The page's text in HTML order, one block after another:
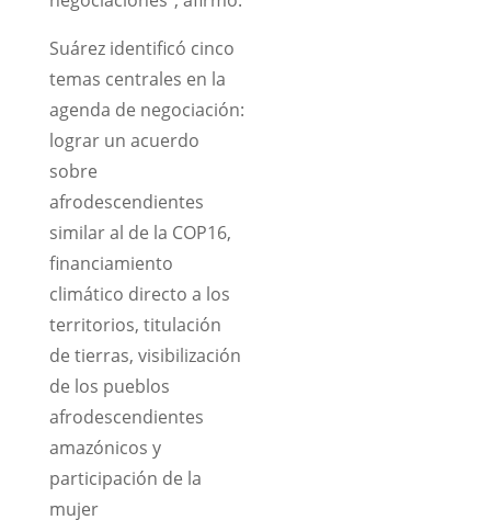
Suárez identificó cinco
temas centrales en la
agenda de negociación:
lograr un acuerdo
sobre
afrodescendientes
similar al de la COP16,
financiamiento
climático directo a los
territorios, titulación
de tierras, visibilización
de los pueblos
afrodescendientes
amazónicos y
participación de la
mujer